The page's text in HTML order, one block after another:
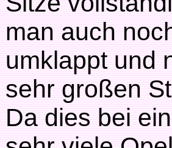
man auch
umklappt und
sehr großen
Da dies bei